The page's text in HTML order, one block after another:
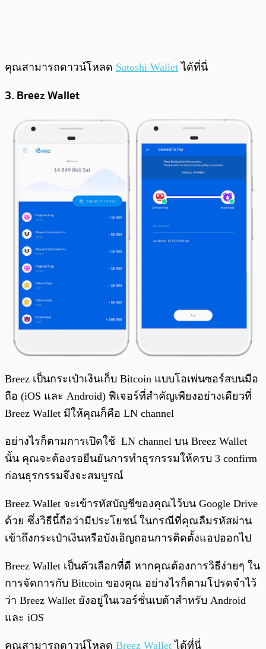
คุณสามารถดาวน์โหลด Satoshi Wallet ได้ที่นี่
3. Breez Wallet
Breez เป็นกระเป๋าเงินเก็บ Bitcoin แบบโอเพ่นซอร์สบนมือ
ถือ (iOS และ Android) ฟีเจอร์ที่สำคัญเพียงอย่างเดียวที่
Breez Wallet มีให้คุณก็คือ LN channel
อย่างไรก็ตามการเปิดใช้ LN channel บน Breez Wallet
นั้น คุณจะต้องรอยืนยันการทำธุรกรรมให้ครบ 3 confirm
ก่อนธุรกรรมจึงจะสมบูรณ์
Breez Wallet จะเข้ารหัสบัญชีของคุณไว้บน Google Drive
ด้วย ซึ่งวิธีนี้ถือว่ามีประโยชน์ ในกรณีที่คุณลืมรหัสผ่าน
เข้าถึงกระเป๋าเงินหรือบังเอิญถอนการติดตั้งแอปออกไป
Breez Wallet เป็นตัวเลือกที่ดี หากคุณต้องการวิธีง่ายๆ ใน
การจัดการกับ Bitcoin ของคุณ อย่างไรก็ตามโปรดจำไว้
ว่า Breez Wallet ยังอยู่ในเวอร์ชั่นเบต้าสำหรับ Android
และ iOS
คุณสามารถดาวน์โหลด Breez Wallet ได้ที่นี่